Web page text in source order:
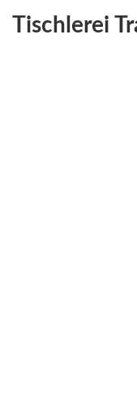
Tischlerei